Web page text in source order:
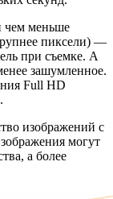
чем меньше
пиксели) —
при съемке. А
зашумленное.
Full HD
изображений с
могут
а более